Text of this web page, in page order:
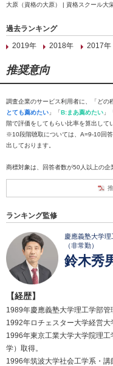
大原（資格の大原） | 資格スクール大
過去ランキング
2019年
2018年 2017年
推奨意向
調査企業のサービス利用者に、「どの
とても薦めたい 」「B:まあ薦めたい 」
階で評価をしてもらい比率を算出して
※10段階聴取については、A=9-10回
出しております。
商標対象は、回答者数が50人以上の企
ランキング監修
慶應義塾大学
（非常勤）
鈴木秀
【経歴】
1989年慶應義塾大学理工学部管
1992年ロチェスター大学経営大
1996年東京工業大学大学院理
学）取得。
1996年筑波大学社会工学系・講